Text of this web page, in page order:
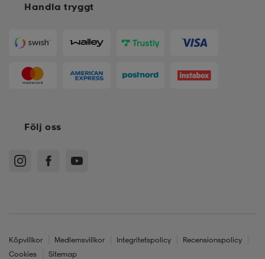
Handla tryggt
Följ oss
Köpvillkor Medlemsvillkor Integritetspolicy
Recensionspolicy
Cookies
Sitemap